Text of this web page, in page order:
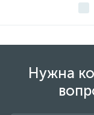
Нужна